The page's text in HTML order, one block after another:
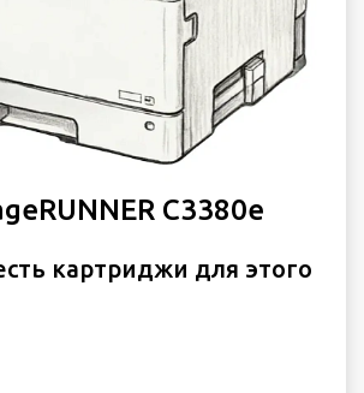
C3380e
картриджи для этого